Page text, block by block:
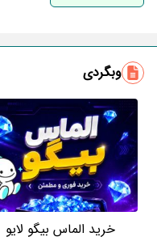
وبگردی
خرید الماس بیگو لایو